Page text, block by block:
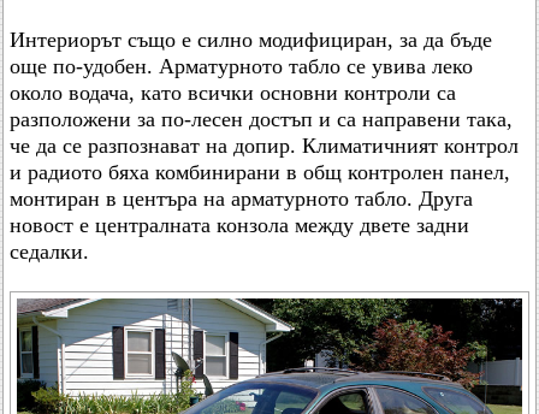
Интериорът също е силно модифициран, за да бъде
още по-удобен. Арматурното табло се увива леко
около водача, като всички основни контроли са
разположени за по-лесен достъп и са направени така,
че да се разпознават на допир. Климатичният контрол
и радиото бяха комбинирани в общ контролен панел,
монтиран в центъра на арматурното табло. Друга
новост е централната конзола между двете задни
седалки.